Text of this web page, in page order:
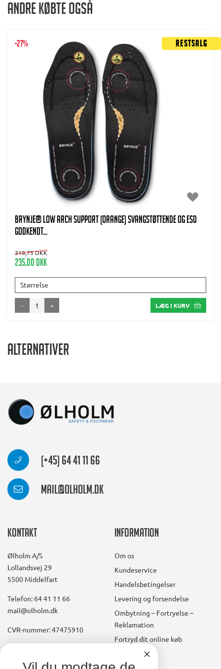
Andre købte også
Restsalg
-27%
BRYNJE® Low Arch Support (orange) Svangstøttende og ESD
godkendt...
318,75 DKK
235,00 DKK
Størrelse
- + LÆG I KURV
Alternativer
(+45) 64 41 11 66
mail@olholm.dk
Kontakt
Ølholm A/S
Lollandsvej 29
5500 Middelfart
Telefon: 64 41 11 66
mail@olholm.dk
CVR-nummer: 47475910
Information
Om os
Kundeservice
Handelsbetingelser
Levering og forsendelse
Ombytning – Fortryelse –
Reklamation
Fortryd dit online køb
Konto